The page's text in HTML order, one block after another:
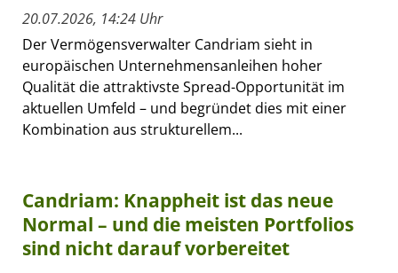
20.07.2026, 14:24 Uhr
Der Vermögensverwalter Candriam sieht in
europäischen Unternehmensanleihen hoher
Qualität die attraktivste Spread-Opportunität im
aktuellen Umfeld – und begründet dies mit einer
Kombination aus strukturellem...
Candriam: Knappheit ist das neue
Normal – und die meisten Portfolios
sind nicht darauf vorbereitet